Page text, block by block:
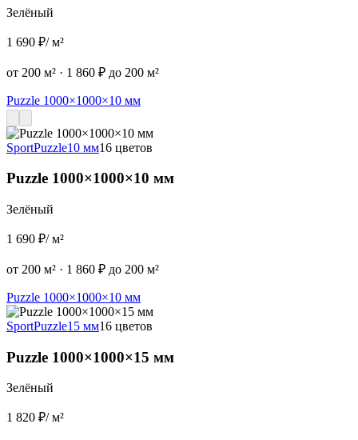
Зелёный
1 690 ₽/ м²
от 200 м² · 1 860 ₽ до 200 м²
Puzzle 1000×1000×10 мм
SportPuzzle10 мм16 цветов
Puzzle 1000×1000×10 мм
Зелёный
1 690 ₽/ м²
от 200 м² · 1 860 ₽ до 200 м²
Puzzle 1000×1000×10 мм
SportPuzzle15 мм16 цветов
Puzzle 1000×1000×15 мм
Зелёный
1 820 ₽/ м²